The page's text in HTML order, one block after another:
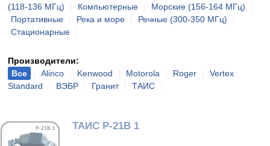
(118-136 МГц)
Компьютерные Морские (156-164 МГц)
Портативные
Река и море Речные (300-350 МГц)
Стационарные
Производители:
Все
Alinco Kenwood Motorola Roger
Vertex
Standard
ВЭБР Гранит ТАИС
ТАИС Р-21В 1